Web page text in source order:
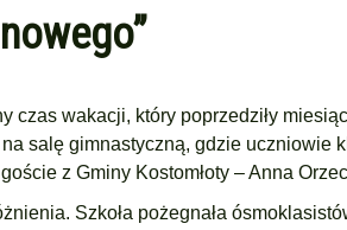
czas wakacji, który poprzedziły
salę gimnastyczną, gdzie uczniowie
z Gminy Kostomłoty – Anna
Szkoła pożegnała